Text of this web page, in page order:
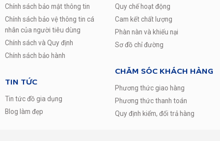
40 lần, giúp giặt sạch hiệu quả và bảo vệ sợi vải.
CÔNG NGHỆ GIẶT HƠI NƯỚC
Loại bỏ 99% vi khuẩn và ngừa dị ứng
Nhiệt độ cao từ hơi nước không chỉ giúp đánh bật vết bẩn
dễ dàng mà còn loại bỏ lên đến 99% vi khuẩn và các tác
nhân dị ứng, phù hợp cho các gia đình có em bé. Chứng
nhận của Intertek.
Chính sách bảo mật thông tin
Chính sách bảo vệ thông tin cá
nhân của người tiêu dùng
Chính sách và Quy định
Chính sách bảo hành
TIN TỨC
Tin tức đồ gia dụng
Blog làm đẹp
Quy chế hoạt động
Cam kết chất lượng
Phàn nàn và khiếu nại
Sơ đồ chỉ đường
CHĂM SÓC KHÁCH HÀNG
Phương thức giao hàng
Phương thức thanh toán
Quy định kiểm, đổi trả hàng